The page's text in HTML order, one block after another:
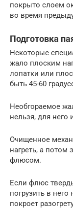
покрыто слоем
во время
Подготовка
Некоторые
жало плоским
лопатки или
быть 45-60
Необгораемое
нельзя, для него
Очищенное
нагреть, а потом
флюсом.
Если флюс
погрузить в
покроет